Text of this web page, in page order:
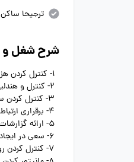
ترجیحا
شرح شغل
1- کنترل کردن هزینه های واحد ها به تفکیک و نهایتاً هزینه های شعبه و پایش شاخص آن در دوره های گزارش دهی
2- کنترل و هندلینگ واحدهای و انبار مختلف شعبه از طریق جلسات یا مذاکرات حضوری یا تلفنی روزانه در راستای رسیدن به اهداف سازمان
3- کنترل کردن سطح خدمت ارائه شده به مشتری و گزارشات CRM و شکایات مشتریان
4- برقراری ارتباطات موثر با سایر واحدها در جهت رفع مشکلات مربوطه و ایجاد تعاملات مفید و سازنده و همسو با منافع سازمان
5- ارائه گزارشات مورد نیاز مدیران مافوق حسب نیاز آن ها و اجرای دستورات خاص سازمان
6- سعی در ایجاد انگیزه و روحیه همکاری در پرسنل و افزایش راندمان و بهره وری آن ها در جهت پیشبرد اهداف سازمان
7- کنترل کردن روزانه گزارشات ارائه شده از واحد های مختلف و بررسی و تحلیل آنها و اقدام اصلاحی در صورت نیاز